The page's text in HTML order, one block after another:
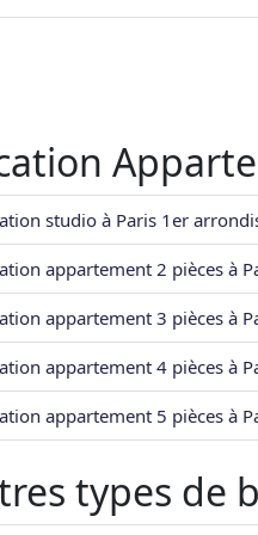
studio à Paris 1er
appartement 2 pièces à
appartement 3 pièces à
appartement 4 pièces à
appartement 5 pièces à
types de